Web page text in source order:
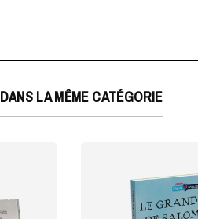
DANS LA MÊME CATÉGORIE